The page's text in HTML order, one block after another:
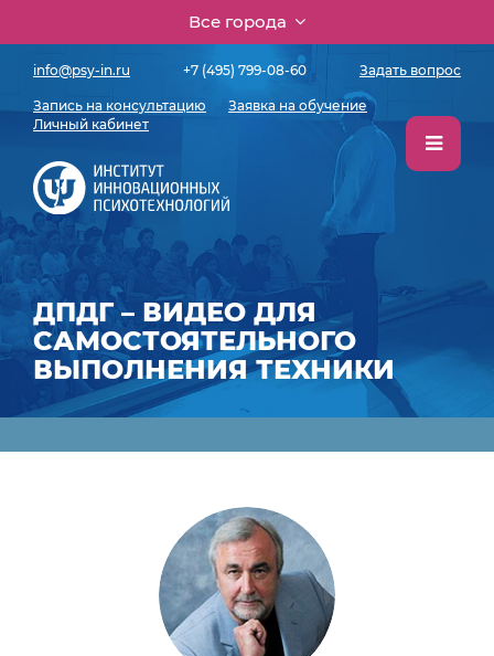
Все города
info@psy-in.ru +7 (495) 799-08-60 Задать вопрос
Запись на консультацию
Заявка на обучение
Личный кабинет
ДПДГ – ВИДЕО ДЛЯ
САМОСТОЯТЕЛЬНОГО
ВЫПОЛНЕНИЯ ТЕХНИКИ